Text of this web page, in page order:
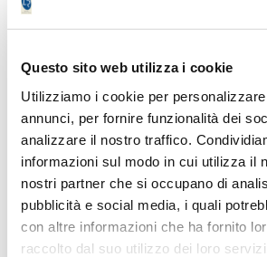
Questo sito web utilizza i cookie
Utilizziamo i cookie per
annunci, per fornire funzionalità dei
analizzare il nostro traffico.
informazioni sul modo in cui utilizza il
nostri partner che si occupano di
pubblicità e social media, i quali
con altre informazioni che ha fornito
raccolto dal suo utilizzo dei loro servizi.
Ti inviamo solo un SMS di
spam.